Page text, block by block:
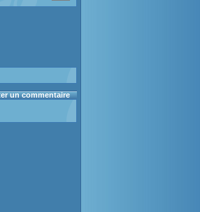
un commentaire